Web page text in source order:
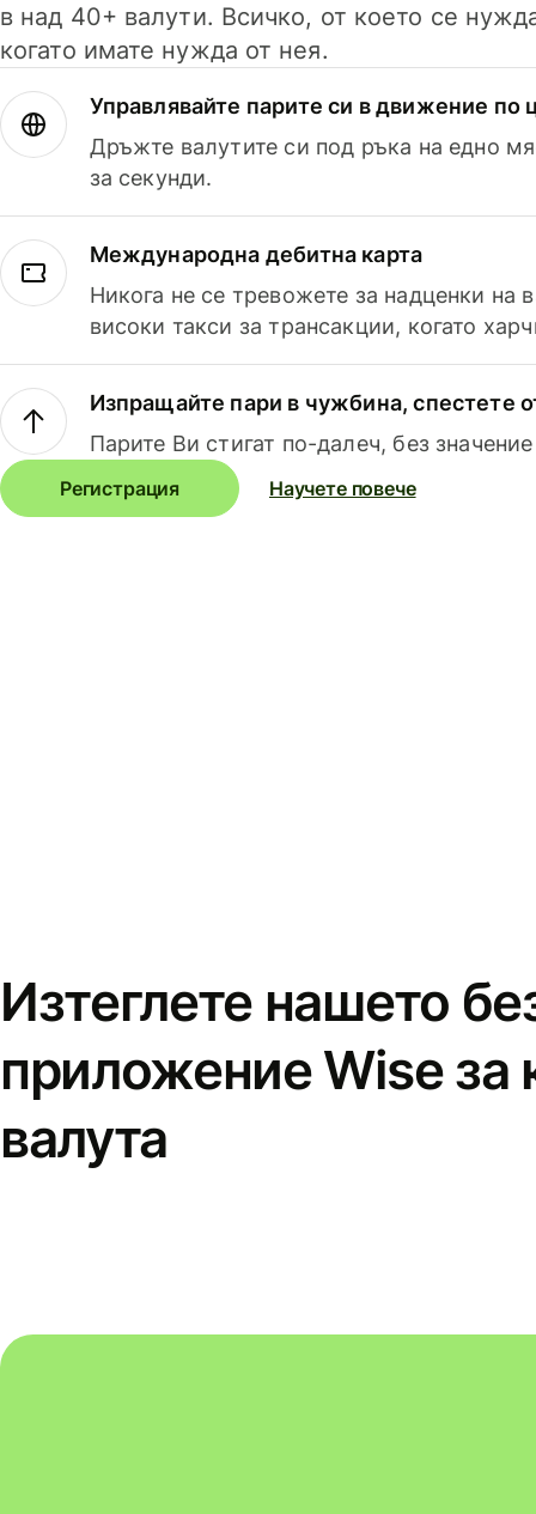
в над 40+ валути. Всичко, от което се
когато имате нужда от нея.
Управлявайте парите си в движение по
Дръжте валутите си под ръка на едно
за секунди.
Международна дебитна карта
Никога не се тревожете за надценки на
високи такси за трансакции, когато
Изпращайте пари в чужбина, спестете
Парите Ви стигат по-далеч, без
Регистрация Научете повече
Изтеглете нашето
приложение Wise за
валута